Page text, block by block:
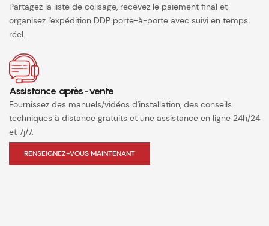
Partagez la liste de colisage, recevez le paiement final et
organisez l'expédition DDP porte-à-porte avec suivi en temps
réel.
Assistance après-vente
Fournissez des manuels/vidéos d'installation, des conseils
techniques à distance gratuits et une assistance en ligne 24h/24
et 7j/7.
RENSEIGNEZ-VOUS MAINTENANT